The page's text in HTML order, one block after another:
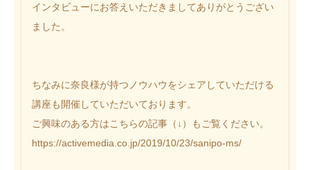
インタビューにお答えいただきましてありがとうござい
ました。
ちなみに奈良様が持つノウハウをシェアしていただける
講座も開催していただいております。
ご興味のある方はこちらの記事（↓）もご覧ください。
https://activemedia.co.jp/2019/10/23/sanipo-ms/